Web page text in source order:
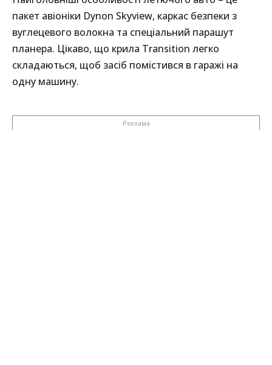
пакет авіоніки Dynon Skyview, каркас безпеки з
вуглецевого волокна та спеціальний парашут
планера. Цікаво, що крила Transition легко
складаються, щоб засіб помістився в гаражі на
одну машину.